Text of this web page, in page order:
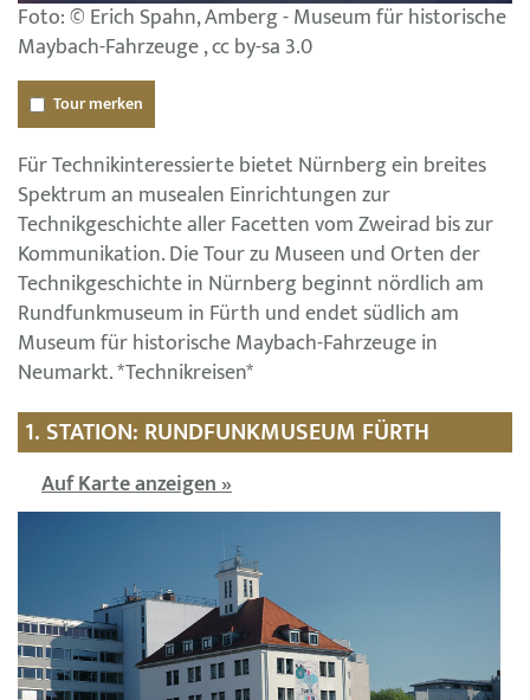
Foto: © Erich Spahn, Amberg - Museum für historische
Maybach-Fahrzeuge , cc by-sa 3.0
Tour merken
Für Technikinteressierte bietet Nürnberg ein breites
Spektrum an musealen Einrichtungen zur
Technikgeschichte aller Facetten vom Zweirad bis zur
Kommunikation. Die Tour zu Museen und Orten der
Technikgeschichte in Nürnberg beginnt nördlich am
Rundfunkmuseum in Fürth und endet südlich am
Museum für historische Maybach-Fahrzeuge in
Neumarkt. *Technikreisen*
1. STATION: RUNDFUNKMUSEUM FÜRTH
Auf Karte anzeigen »